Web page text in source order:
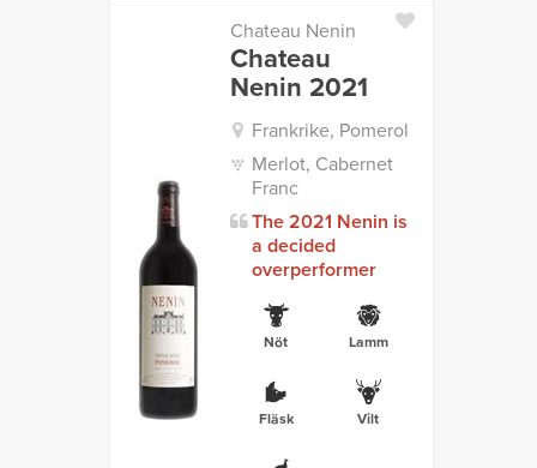
Chateau Nenin
Chateau
Nenin 2021
Frankrike, Pomerol
Merlot, Cabernet
Franc
The 2021 Nenin is
a decided
overperformer
Nöt Lamm
Fläsk Vilt